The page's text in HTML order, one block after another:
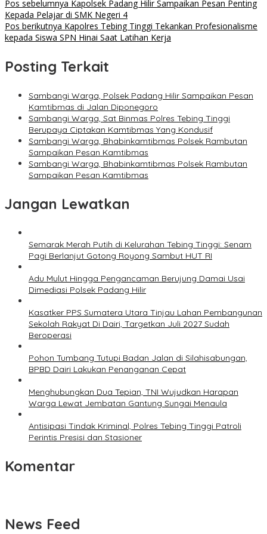
Pos sebelumnya Kapolsek Padang Hilir Sampaikan Pesan Penting
Kepada Pelajar di SMK Negeri 4
Pos berikutnya Kapolres Tebing Tinggi Tekankan Profesionalisme
kepada Siswa SPN Hinai Saat Latihan Kerja
Posting Terkait
Sambangi Warga, Polsek Padang Hilir Sampaikan Pesan
Kamtibmas di Jalan Diponegoro
Sambangi Warga, Sat Binmas Polres Tebing Tinggi
Berupaya Ciptakan Kamtibmas Yang Kondusif
Sambangi Warga, Bhabinkamtibmas Polsek Rambutan
Sampaikan Pesan Kamtibmas
Sambangi Warga, Bhabinkamtibmas Polsek Rambutan
Sampaikan Pesan Kamtibmas
Jangan Lewatkan
Semarak Merah Putih di Kelurahan Tebing Tinggi: Senam
Pagi Berlanjut Gotong Royong Sambut HUT RI
Adu Mulut Hingga Pengancaman Berujung Damai Usai
Dimediasi Polsek Padang Hilir
Kasatker PPS Sumatera Utara Tinjau Lahan Pembangunan
Sekolah Rakyat Di Dairi, Targetkan Juli 2027 Sudah
Beroperasi
Pohon Tumbang Tutupi Badan Jalan di Silahisabungan,
BPBD Dairi Lakukan Penanganan Cepat
Menghubungkan Dua Tepian, TNI Wujudkan Harapan
Warga Lewat Jembatan Gantung Sungai Menaula
Antisipasi Tindak Kriminal, Polres Tebing Tinggi Patroli
Perintis Presisi dan Stasioner
Komentar
News Feed